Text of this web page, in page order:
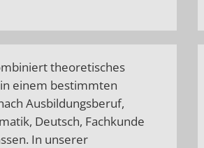
theoretisches
einem bestimmten
Ausbildungsberuf,
Deutsch, Fachkunde
In unserer